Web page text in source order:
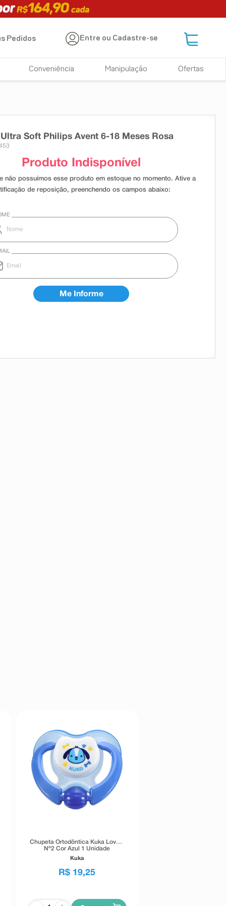
Pedidos Entre ou Cadastre-se
Conveniência Manipulação Ofertas
Soft Philips Avent 6-18 Meses Rosa
Chupeta Ortodôntica Kuka Lovely
Nº2 Cor Azul 1 Unidade
Kuka
R$ 19,25